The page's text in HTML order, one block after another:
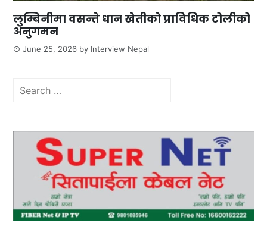
लुम्बिनीमा वसन्ते धान खेतीको प्राविधिक टोलीको
अनुगमन
June 25, 2026 by Interview Nepal
Search